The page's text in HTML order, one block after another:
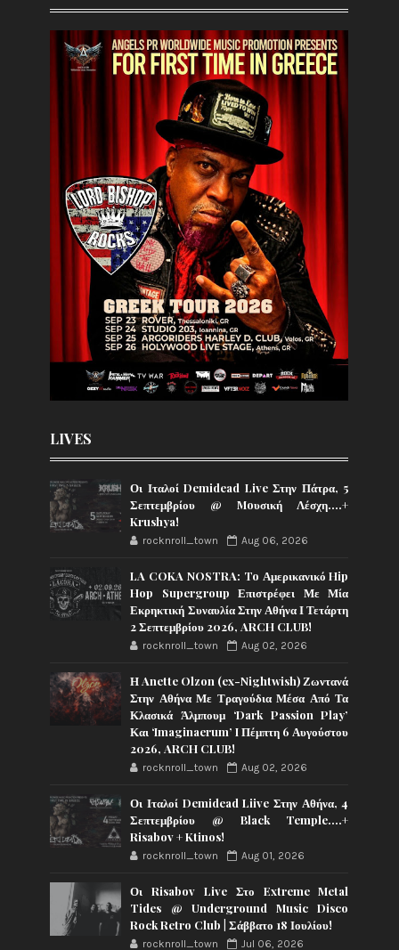
LIVES
Οι Ιταλοί Demidead Live Στην Πάτρα, 5
Σεπτεμβρίου @ Moυσική Λέσχη….+
Krushya!
rocknroll_town Aug 06, 2026
LA COKA NOSTRA: To Αμερικανικό Hip
Hop Supergroup Επιστρέφει Με Μία
Εκρηκτική Συναυλία Στην Αθήνα Ι Τετάρτη
2 Σεπτεμβρίου 2026, ARCH CLUB!
rocknroll_town Aug 02, 2026
Η Anette Olzon (ex-Nightwish) Ζωντανά
Στην Αθήνα Με Τραγούδια Μέσα Από Τα
Κλασικά Άλμπουμ ‘Dark Passion Play’
Και ‘Imaginaerum’ I Πέμπτη 6 Αυγούστου
2026, ARCH CLUB!
rocknroll_town Aug 02, 2026
Οι Ιταλοί Demidead Liive Στην Αθήνα, 4
Σεπτεμβρίου @ Black Temple….+
Risabov + Ktinos!
rocknroll_town Aug 01, 2026
Οι Risabov Live Στο Extreme Metal
Tides @ Underground Music Disco
Rock Retro Club | Σάββατο 18 Ιουλίου!
rocknroll_town Jul 06, 2026